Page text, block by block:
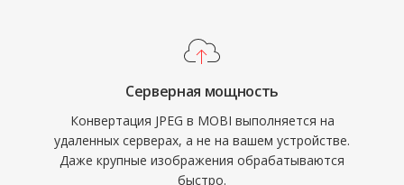
Серверная мощность
Конвертация JPEG в MOBI выполняется на
удаленных серверах, а не на вашем устройстве.
Даже крупные изображения обрабатываются
быстро.